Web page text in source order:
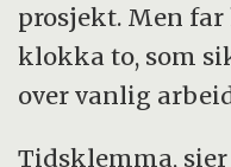
prosjekt. Men
klokka to, som
over vanlig
Tidsklemma,